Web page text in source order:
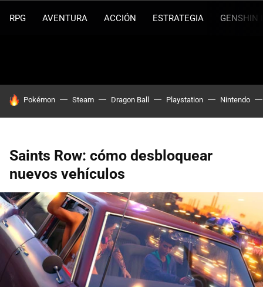
RPG AVENTURA ACCIÓN ESTRATEGIA GENSHIN
HOY SE HABLA DE
Pokémon Steam Dragon Ball Playstation Nintendo
Saints Row: cómo desbloquear
nuevos vehículos